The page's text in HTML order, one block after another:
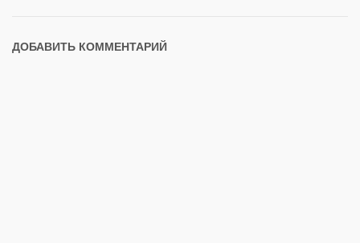
ДОБАВИТЬ КОММЕНТАРИЙ